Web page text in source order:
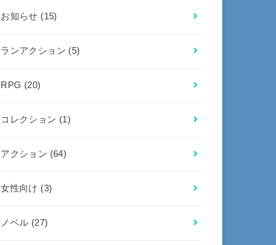
お知らせ (15)
ランアクション (5)
RPG (20)
コレクション (1)
アクション (64)
女性向け (3)
ノベル (27)